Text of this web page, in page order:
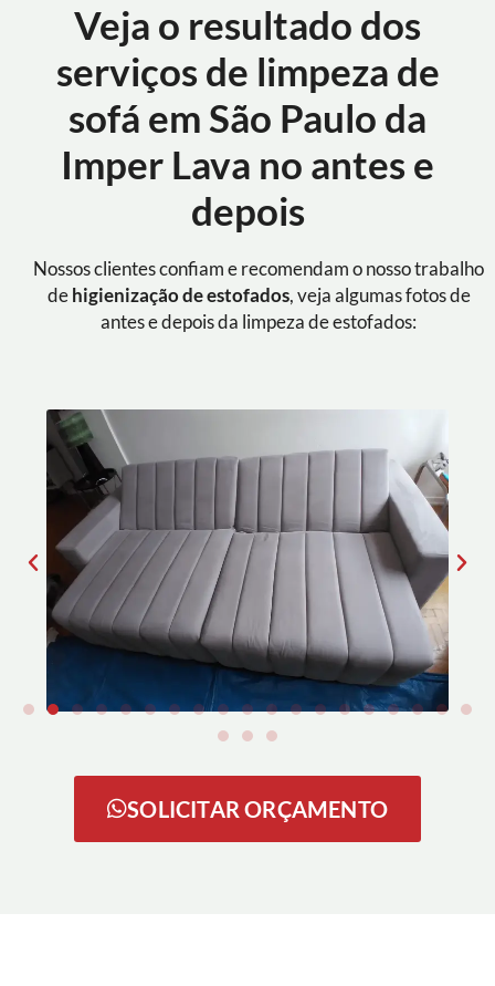
Veja o resultado dos
serviços de limpeza de
sofá em São Paulo da
Imper Lava no antes e
depois
Nossos clientes confiam e recomendam o nosso trabalho
de higienização de estofados, veja algumas fotos de
antes e depois da limpeza de estofados:
SOLICITAR ORÇAMENTO